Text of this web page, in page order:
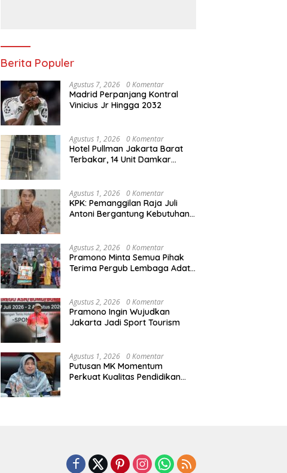
Berita Populer
Agustus 7, 2026 0 Komentar
Madrid Perpanjang Kontral
Vinicius Jr Hingga 2032
Agustus 1, 2026 0 Komentar
Hotel Pullman Jakarta Barat
Terbakar, 14 Unit Damkar
Agustus 1, 2026 0 Komentar
KPK: Pemanggilan Raja Juli
Antoni Bergantung Kebutuhan
Agustus 2, 2026 0 Komentar
Pramono Minta Semua Pihak
Terima Pergub Lembaga Adat
Agustus 2, 2026 0 Komentar
Pramono Ingin Wujudkan
Jakarta Jadi Sport Tourism
Agustus 1, 2026 0 Komentar
Putusan MK Momentum
Perkuat Kualitas Pendidikan